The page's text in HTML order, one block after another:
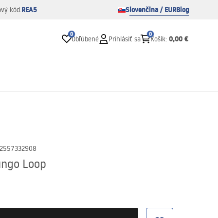
kód:REA5 Slovenčina / EURBlog
0
Obľúbené Prihlásiť sa
0
Košík: 0,00 €
Loop